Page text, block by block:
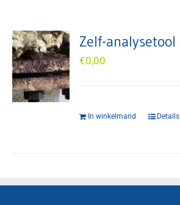
Zelf-analysetool
€0,00
In winkelmand Details